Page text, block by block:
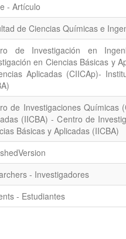
- Artículo
de Ciencias Químicas e
de Investigación en
en Ciencias Básicas y
Aplicadas (CIICAp)-
de Investigaciones Químicas
(IICBA) - Centro de
Básicas y Aplicadas (IICBA)
- Investigadores
- Estudiantes